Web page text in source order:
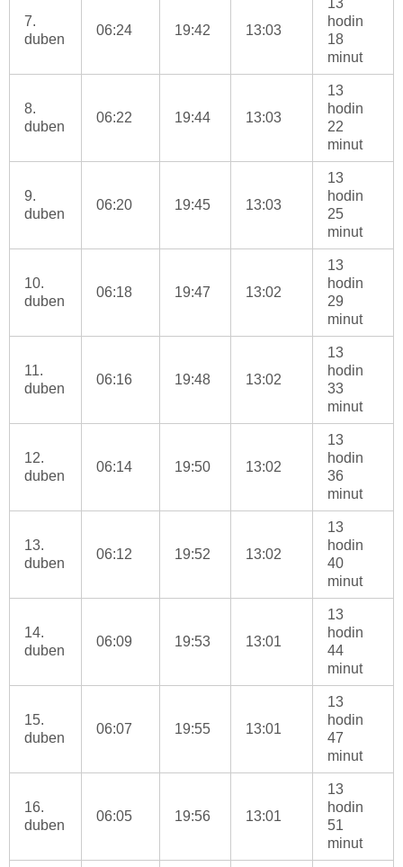
7.
duben
06:24 19:42 13:03
13
hodin
18
minut
8.
duben
06:22 19:44 13:03
13
hodin
22
minut
9.
duben
06:20 19:45 13:03
13
hodin
25
minut
10.
duben
06:18 19:47 13:02
13
hodin
29
minut
11.
duben
06:16 19:48 13:02
13
hodin
33
minut
12.
duben
06:14 19:50 13:02
13
hodin
36
minut
13.
duben
06:12 19:52 13:02
13
hodin
40
minut
14.
duben
06:09 19:53 13:01
13
hodin
44
minut
15.
duben
06:07 19:55 13:01
13
hodin
47
minut
16.
duben
06:05 19:56 13:01
13
hodin
51
minut